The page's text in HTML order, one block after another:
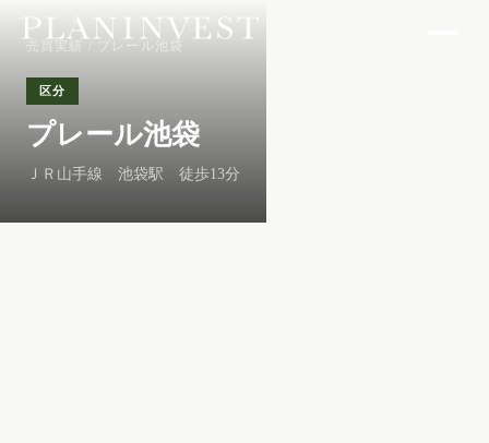
売買実績 / プレール池袋
区分
プレール池袋
ＪＲ山手線 池袋駅 徒歩13分